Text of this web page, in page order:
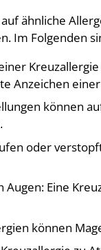
ähnliche
Im Folgenden
Anzeichen
können
oder
Eine
können